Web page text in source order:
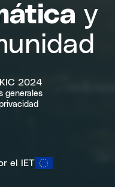
y
2024
generales
el IET